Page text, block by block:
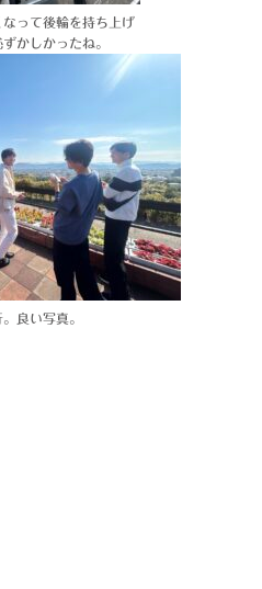
って後輪を持ち上げ
かしかったね。
良い写真。